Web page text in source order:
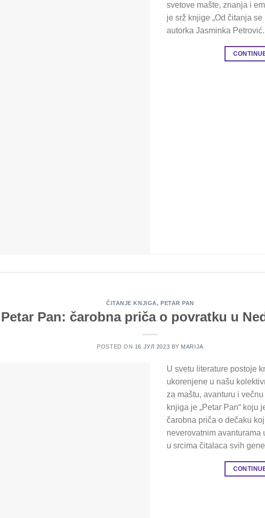
svetove mašte, znanja i
je srž knjige „Od čitanja
autorka Jasminka
ČITANJE KNJIGA, PETAR PAN
Petar Pan: čarobna priča o povratku u
POSTED ON 16 ЈУЛ 2023 BY MARIJA
U svetu literature postoje
ukorenjene u našu
za maštu, avanturu i
knjiga je „Petar Pan“ koju
čarobna priča o dečaku
neverovatnim
u srcima čitalaca svih